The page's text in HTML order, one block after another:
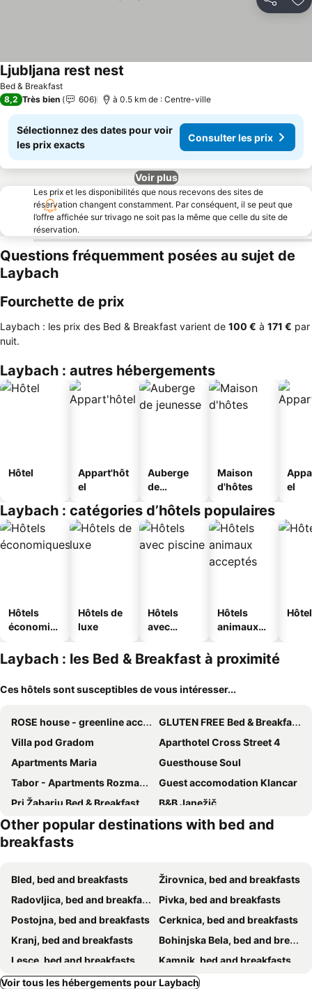
Partager
Bed & Breakfast
Ljubljana rest nest
8,2 Très bien 606 à 0.5 km de : Centre-ville
Sélectionnez des dates pour voir
les prix exacts
Consulter les prix
Voir plus
Les prix et les disponibilités que nous recevons des sites de
réservation changent constamment. Par conséquent, il se peut que
l’offre affichée sur trivago ne soit pas la même que celle du site de
réservation.
Questions fréquemment posées au sujet de
Laybach
Fourchette de prix
Laybach : les prix des Bed & Breakfast varient de ‎100 € à ‎171 € par
nuit.
Laybach : autres hébergements
Hôtel
Appart'hôt
el
Auberge
de
Maison
d'hôtes
el
Laybach : catégories d’hôtels populaires
Hôtels
économiq
Hôtels de
luxe
Hôtels
avec
Hôtels
animaux
Laybach : les Bed & Breakfast à proximité
Ces hôtels sont susceptibles de vous intéresser...
ROSE house - greenline accomodations
GLUTEN FREE Bed & Breakfast Dežela Okusov
Villa pod Gradom
Aparthotel Cross Street 4
Apartments Maria
Guesthouse Soul
Tabor - Apartments Rozmanova Street
Guest accomodation Klancar
Pri Žabarju Bed & Breakfast Ljubljana
B&B Janežič
B&B Pod
Šeherezada Rooms
Guesthouse Stari Tišler
LAGOJA b&b
Cha Cha Rooms
Rooms Ambrožič
Galeria River
Bed & Breakfast Mozaik
Bed & Breakfast Na Poljani
Bed & Breakfast Pr'Sknet
Rooms Nomad
Saint Ignatius Retreat House
RoomPoint
Striček B&B
Atticus
Other popular destinations with bed and
breakfasts
Bled, bed and breakfasts
Žirovnica, bed and breakfasts
Radovljica, bed and breakfasts
Pivka, bed and breakfasts
Postojna, bed and breakfasts
Cerknica, bed and breakfasts
Kranj, bed and breakfasts
Bohinjska Bela, bed and breakfasts
Lesce, bed and breakfasts
Kamnik, bed and breakfasts
Ljubno ob Savinji, bed and breakfasts
Cerklje na Gorenjskem, bed and breakfasts
Voir tous les hébergements pour Laybach